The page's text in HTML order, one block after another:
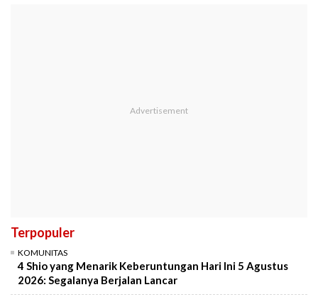
Terpopuler
KOMUNITAS
4 Shio yang Menarik Keberuntungan Hari Ini 5 Agustus
2026: Segalanya Berjalan Lancar